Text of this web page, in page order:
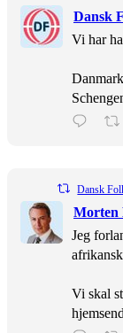
Dansk
Vi har
Dansk
Morten
Jeg
Vi skal